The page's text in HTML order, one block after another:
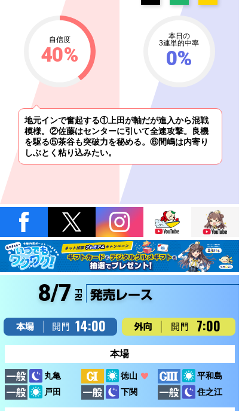
8/7 FRI
14:00 7:00
本場
丸亀 徳山
平和島
戸田
下関 住之江